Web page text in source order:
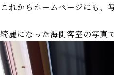
これからホームページにも、
綺麗になった海側客室の写真で